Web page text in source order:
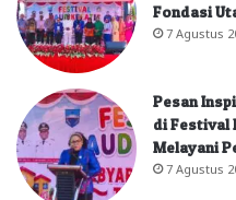
Fondasi
7 Agustus
Pesan
di Festival
Melayani
7 Agustus